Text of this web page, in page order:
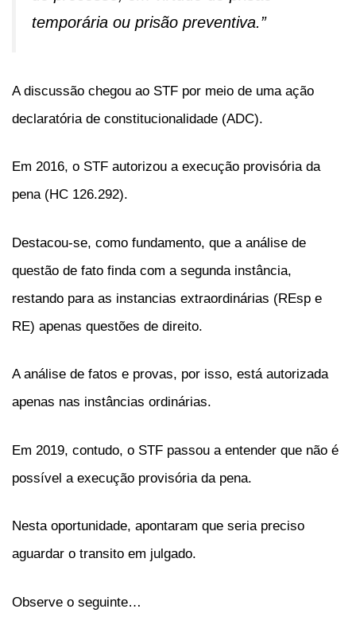
temporária ou prisão preventiva.”
A discussão chegou ao STF por meio de uma ação
declaratória de constitucionalidade (ADC).
Em 2016, o STF autorizou a execução provisória da
pena (HC 126.292).
Destacou-se, como fundamento, que a análise de
questão de fato finda com a segunda instância,
restando para as instancias extraordinárias (REsp e
RE) apenas questões de direito.
A análise de fatos e provas, por isso, está autorizada
apenas nas instâncias ordinárias.
Em 2019, contudo, o STF passou a entender que não é
possível a execução provisória da pena.
Nesta oportunidade, apontaram que seria preciso
aguardar o transito em julgado.
Observe o seguinte…